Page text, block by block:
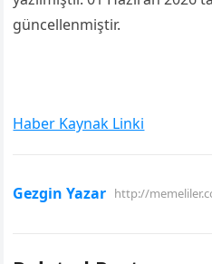
güncellenmiştir.
Haber Kaynak Linki
Gezgin Yazar http://